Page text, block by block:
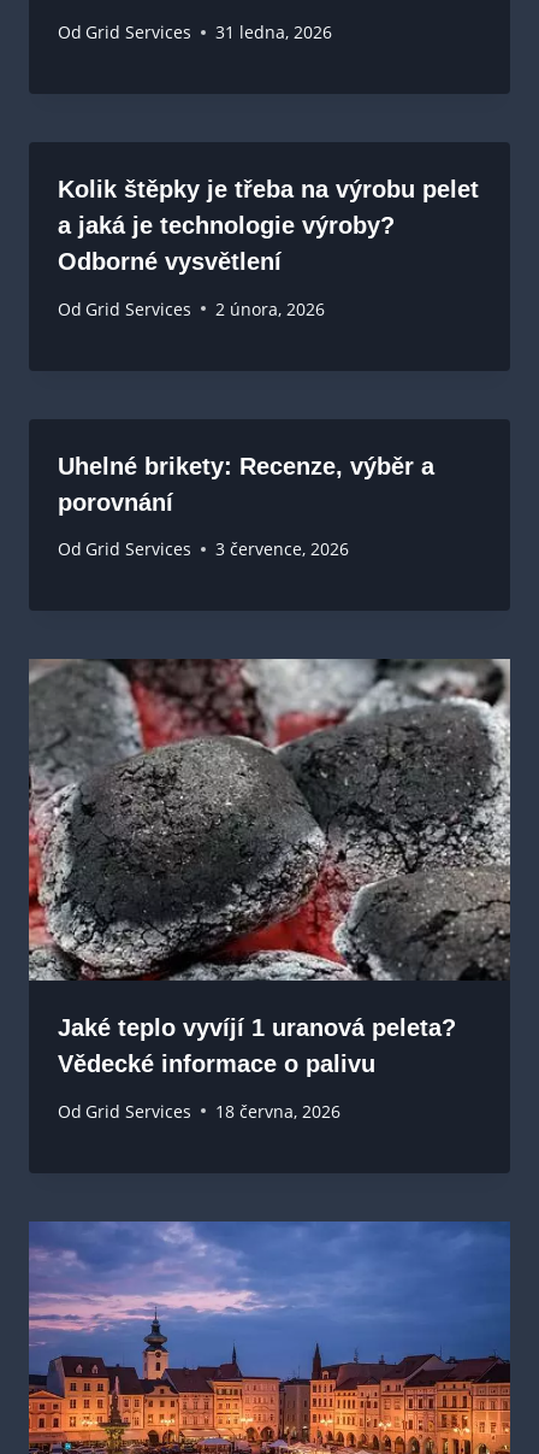
Od Grid Services 31 ledna, 2026
Kolik štěpky je třeba na výrobu pelet
a jaká je technologie výroby?
Odborné vysvětlení
Od Grid Services 2 února, 2026
Uhelné brikety: Recenze, výběr a
porovnání
Od Grid Services 3 července, 2026
Jaké teplo vyvíjí 1 uranová peleta?
Vědecké informace o palivu
Od Grid Services 18 června, 2026